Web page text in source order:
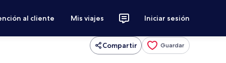
al cliente Mis viajes Iniciar sesión
Compartir Guardar